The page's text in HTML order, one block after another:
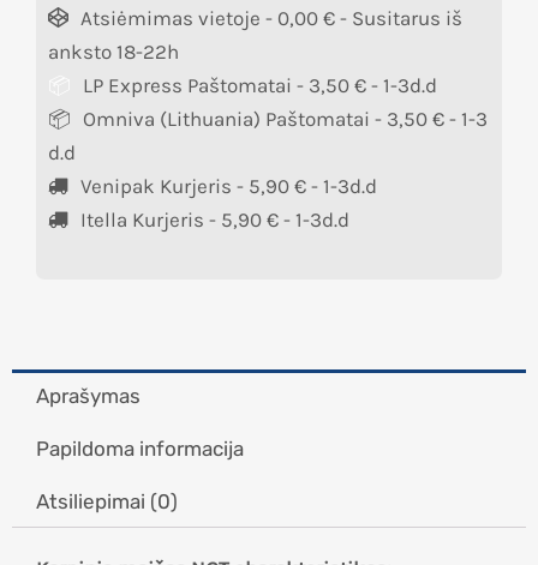
Atsiėmimas vietoje - 0,00 € - Susitarus iš
anksto 18-22h
LP Express Paštomatai - 3,50 € - 1-3d.d
Omniva (Lithuania) Paštomatai - 3,50 € - 1-3
d.d
Venipak Kurjeris - 5,90 € - 1-3d.d
Itella Kurjeris - 5,90 € - 1-3d.d
Aprašymas
Papildoma informacija
Atsiliepimai (0)